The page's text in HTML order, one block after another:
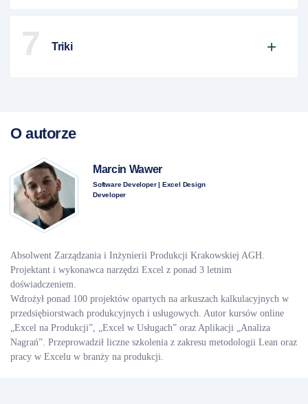
7 Triki
O autorze
Marcin Wawer
Software Developer | Excel Design
Developer
Absolwent Zarządzania i Inżynierii Produkcji Krakowskiej AGH.
Projektant i wykonawca narzędzi Excel z ponad 3 letnim
doświadczeniem.
Wdrożył ponad 100 projektów opartych na arkuszach kalkulacyjnych w
przedsiębiorstwach produkcyjnych i usługowych. Autor kursów online
„Excel na Produkcji”, „Excel w Usługach” oraz Aplikacji „Analiza
Nagrań”. Przeprowadził liczne szkolenia z zakresu metodologii Lean oraz
pracy w Excelu w branży na produkcji.